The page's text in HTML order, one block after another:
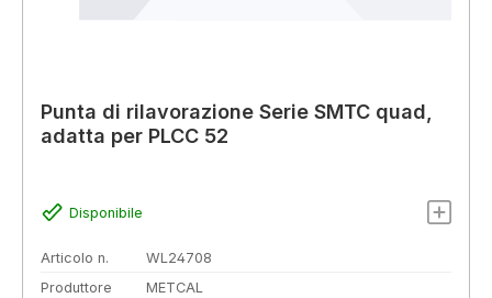
Punta di rilavorazione Serie SMTC quad,
adatta per PLCC 52
Disponibile
Articolo n.
WL24708
Produttore
METCAL